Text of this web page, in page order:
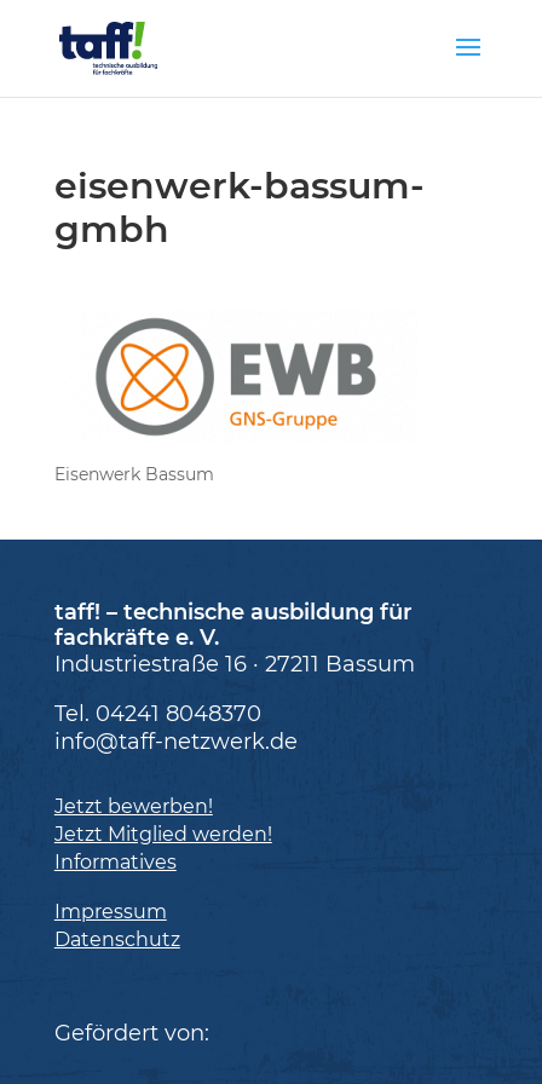
eisenwerk-bassum-
gmbh
Eisenwerk Bassum
taff! – technische ausbildung für
fachkräfte e. V.
Industriestraße 16 · 27211 Bassum
Tel. 04241 8048370
info@taff-netzwerk.de
Jetzt bewerben!
Jetzt Mitglied werden!
Informatives
Impressum
Datenschutz
Gefördert von: